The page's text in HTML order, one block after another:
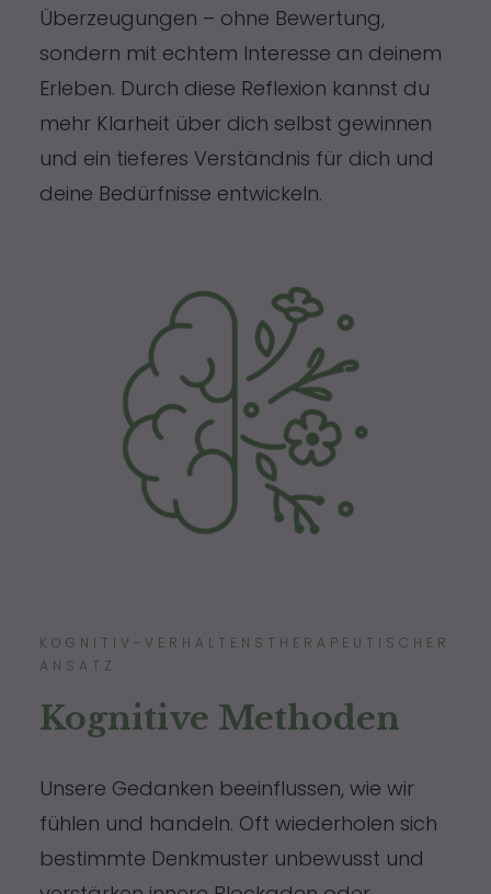
Überzeugungen – ohne Bewertung,
sondern mit echtem Interesse an deinem
Erleben. Durch diese Reflexion kannst du
mehr Klarheit über dich selbst gewinnen
und ein tieferes Verständnis für dich und
deine Bedürfnisse entwickeln.
KOGNITIV-VERHALTENSTHERAPEUTISCHER
ANSATZ
Kognitive Methoden
Unsere Gedanken beeinflussen, wie wir
fühlen und handeln. Oft wiederholen sich
bestimmte Denkmuster unbewusst und